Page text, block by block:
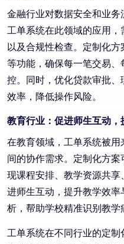
金融行业对数据安全和业务
工单系统在此领域的应用
以及合规性检查。定制化
等功能，确保每一笔交易
控。同时，优化贷款审批
效率，降低操作风险。
教育行业：促进师生互动，
在教育领域，工单系统被
间的协作需求。定制化方
现课程安排、教学资源共
进师生互动，提升教学效
析，帮助学校精准识别教学
工单系统在不同行业的定